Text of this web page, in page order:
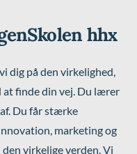
hhx
dig på den virkelighed,
at finde din vej. Du lærer
Du får stærke
marketing og
virkelige verden. Vi